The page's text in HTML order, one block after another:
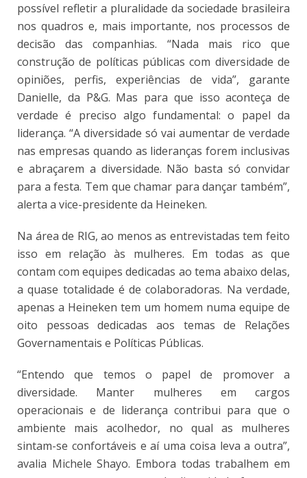
possível refletir a pluralidade da sociedade brasileira
nos quadros e, mais importante, nos processos de
decisão das companhias. “Nada mais rico que
construção de políticas públicas com diversidade de
opiniões, perfis, experiências de vida”, garante
Danielle, da P&G. Mas para que isso aconteça de
verdade é preciso algo fundamental: o papel da
liderança. “A diversidade só vai aumentar de verdade
nas empresas quando as lideranças forem inclusivas
e abraçarem a diversidade. Não basta só convidar
para a festa. Tem que chamar para dançar também”,
alerta a vice-presidente da Heineken.
Na área de RIG, ao menos as entrevistadas tem feito
isso em relação às mulheres. Em todas as que
contam com equipes dedicadas ao tema abaixo delas,
a quase totalidade é de colaboradoras. Na verdade,
apenas a Heineken tem um homem numa equipe de
oito pessoas dedicadas aos temas de Relações
Governamentais e Políticas Públicas.
“Entendo que temos o papel de promover a
diversidade. Manter mulheres em cargos
operacionais e de liderança contribui para que o
ambiente mais acolhedor, no qual as mulheres
sintam-se confortáveis e aí uma coisa leva a outra”,
avalia Michele Shayo. Embora todas trabalhem em